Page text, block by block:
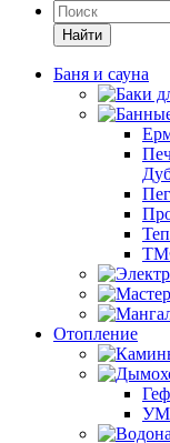
Найти
Баня и сауна
Отопление